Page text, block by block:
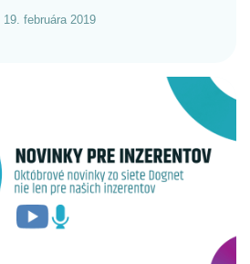
19. februára 2019
CELÝ ČLÁNOK